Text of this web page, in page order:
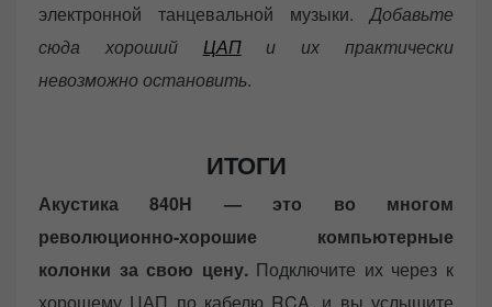
электронной танцевальной музыки.Добавьте
сюда хороший ЦАПи их практически
невозможно остановить.
ИТОГИ
Акустика 840Н — это во многом
революционно-хорошие компьютерные
колонки за свою цену.Подключите их через к